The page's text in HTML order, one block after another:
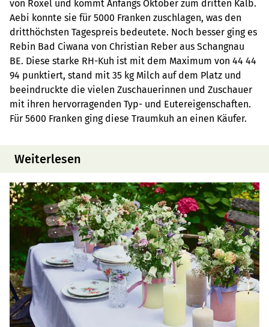
von Roxel und kommt Anfangs Oktober zum dritten Kalb.
Aebi konnte sie für 5000 Franken zuschlagen, was den
dritthöchsten Tagespreis bedeutete. Noch besser ging es
Rebin Bad Ciwana von Christian Reber aus Schangnau
BE. Diese starke RH-Kuh ist mit dem Maximum von 44 44
94 punktiert, stand mit 35 kg Milch auf dem Platz und
beeindruckte die vielen Zuschauerinnen und Zuschauer
mit ihren hervorragenden Typ- und Eutereigenschaften.
Für 5600 Franken ging diese Traumkuh an einen Käufer.
Weiterlesen